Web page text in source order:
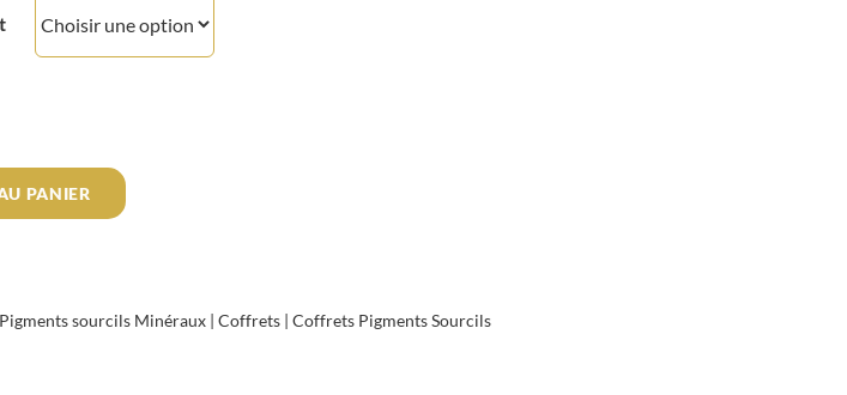
à
315,00 €
PANIER
Pigments sourcils Minéraux| Coffrets| Coffrets Pigments Sourcils